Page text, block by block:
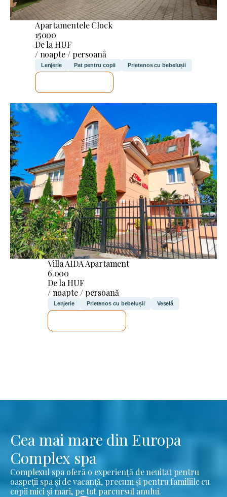
Apartamentele Clock
15000
De la HUF
/ noapte / persoană
Lenjerie Pat pentru copii Prietenos cu bebelușii
Villa AIDA Apartament
6.000
De la HUF
/ noapte / persoană
Lenjerie Prietenos cu bebelușii Veselă
Cea mai mare din Europa
Complex spa
Complexul spa oferă o experiență de neuitat pentru
oaspeții spa și de vacanță, precum și pentru familiile cu
copii mici și mari, pe tot parcursul anului.